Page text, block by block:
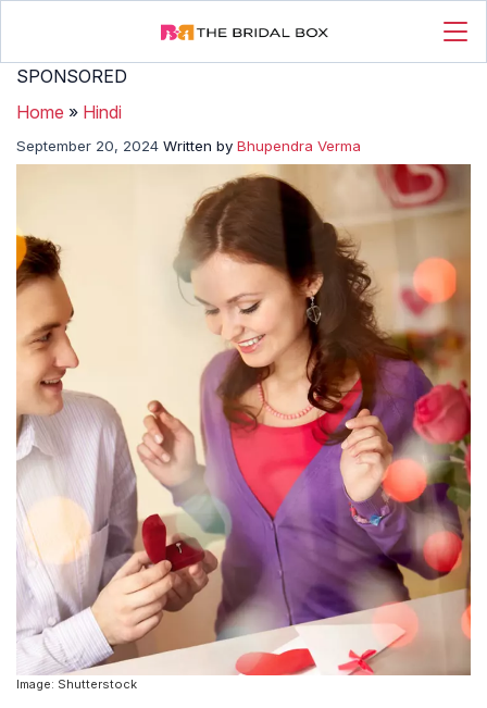
SPONSORED
Home » Hindi
September 20, 2024 Written by Bhupendra Verma
Image: Shutterstock